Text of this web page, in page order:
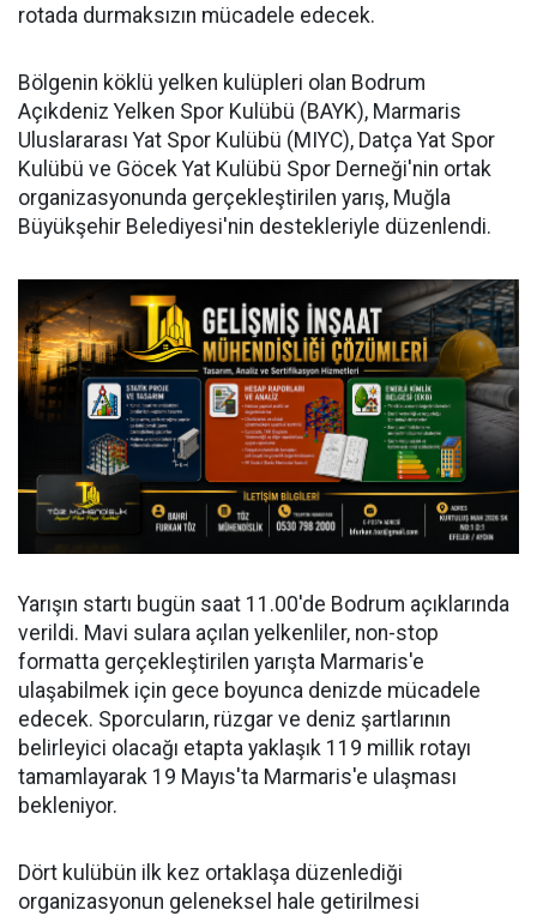
rotada durmaksızın mücadele edecek.
Bölgenin köklü yelken kulüpleri olan Bodrum
Açıkdeniz Yelken Spor Kulübü (BAYK), Marmaris
Uluslararası Yat Spor Kulübü (MIYC), Datça Yat Spor
Kulübü ve Göcek Yat Kulübü Spor Derneği'nin ortak
organizasyonunda gerçekleştirilen yarış, Muğla
Büyükşehir Belediyesi'nin destekleriyle düzenlendi.
Yarışın startı bugün saat 11.00'de Bodrum açıklarında
verildi. Mavi sulara açılan yelkenliler, non-stop
formatta gerçekleştirilen yarışta Marmaris'e
ulaşabilmek için gece boyunca denizde mücadele
edecek. Sporcuların, rüzgar ve deniz şartlarının
belirleyici olacağı etapta yaklaşık 119 millik rotayı
tamamlayarak 19 Mayıs'ta Marmaris'e ulaşması
bekleniyor.
Dört kulübün ilk kez ortaklaşa düzenlediği
organizasyonun geleneksel hale getirilmesi